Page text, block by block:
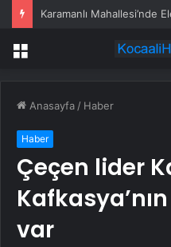
Menü
Anasayfa / Haber
Haber
Çeçen lider
var